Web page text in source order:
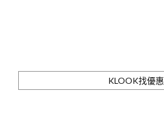
KLOOK找優惠